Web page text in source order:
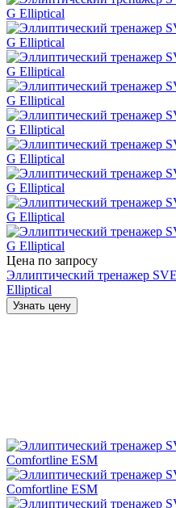
Цена по запросу
Эллиптический тренажер
Elliptical
Узнать цену